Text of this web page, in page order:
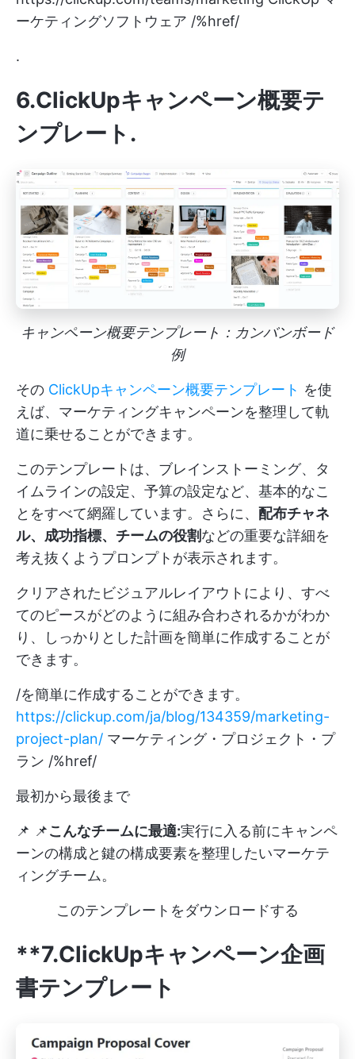
ーケティングソフトウェア /%href/
.
6.ClickUpキャンペーン概要テ
ンプレート .
キャンペーン概要テンプレート：カンバンボード
例
その ClickUpキャンペーン概要テンプレート を使
えば、マーケティングキャンペーンを整理して軌
道に乗せることができます。
このテンプレートは、ブレインストーミング、タ
イムラインの設定、予算の設定など、基本的なこ
とをすべて網羅しています。さらに、 配布チャネ
ル、成功指標、チームの役割などの重要な詳細を
考え抜くようプロンプトが表示されます。
クリアされたビジュアルレイアウトにより、すべ
てのピースがどのように組み合わされるかがわか
り、しっかりとした計画を簡単に作成することが
できます。
/を簡単に作成することができます。
https://clickup.com/ja/blog/134359/marketing-
project-plan/ マーケティング・プロジェクト・プ
ラン /%href/
最初から最後まで
📌 📌こんなチームに最適:実行に入る前にキャンペ
ーンの構成と鍵の構成要素を整理したいマーケテ
ィングチーム。
このテンプレートをダウンロードする
**7.ClickUpキャンペーン企画
書テンプレート